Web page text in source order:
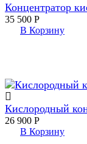
Концентратор
35 500 Р
В Корзину
Кислородный
26 900 Р
В Корзину